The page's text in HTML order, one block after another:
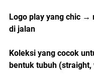
Logo play yang chic →
di jalan
Koleksi yang cocok
bentuk tubuh